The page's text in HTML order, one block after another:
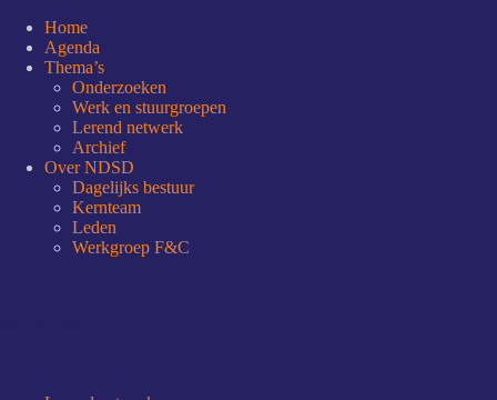
Home
Agenda
Thema’s
Onderzoeken
Werk en stuurgroepen
Lerend netwerk
Archief
Over NDSD
Dagelijks bestuur
Kernteam
Leden
Werkgroep F&C